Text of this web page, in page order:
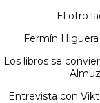
El otro
Fermín
Los libros se
Entrevista con